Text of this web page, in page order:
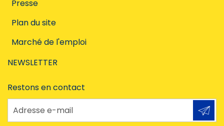
Presse
Plan du site
Marché de l'emploi
NEWSLETTER
Restons en contact
Adresse e-mail